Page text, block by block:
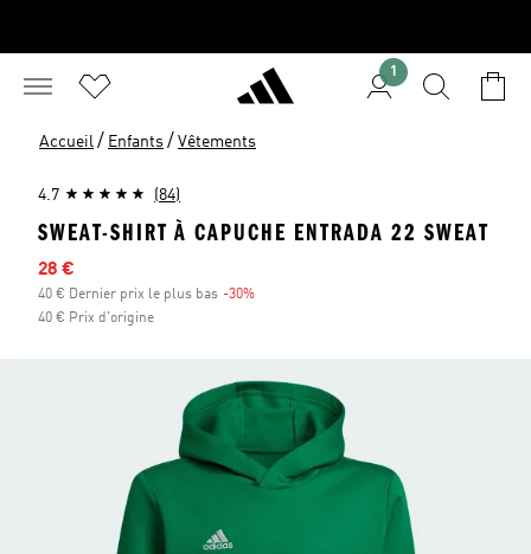
1
Accueil / Enfants / Vêtements
4.7 (84)
SWEAT-SHIRT À CAPUCHE ENTRADA 22 SWEAT
Prix en promo
28 €
40 € Dernier prix le plus bas -30%
40 € Prix d'origine